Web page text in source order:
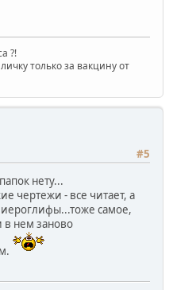
?!
только за вакцину от
#5
нету...
чертежи - все читает, а
иероглифы...тоже самое,
в нем заново